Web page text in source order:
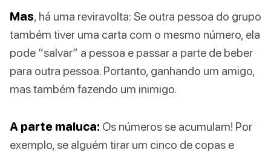
Mas, há uma reviravolta: Se outra pessoa do grupo
também tiver uma carta com o mesmo número, ela
pode “salvar” a pessoa e passar a parte de beber
para outra pessoa. Portanto, ganhando um amigo,
mas também fazendo um inimigo.
A parte maluca: Os números se acumulam! Por
exemplo, se alguém tirar um cinco de copas e